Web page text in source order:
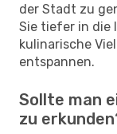
der Stadt zu
Sie tiefer in die
kulinarische
entspannen.
Sollte man
zu